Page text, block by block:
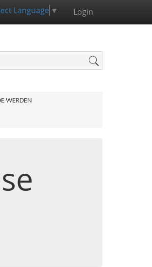
Language ▼ Login
WERDEN